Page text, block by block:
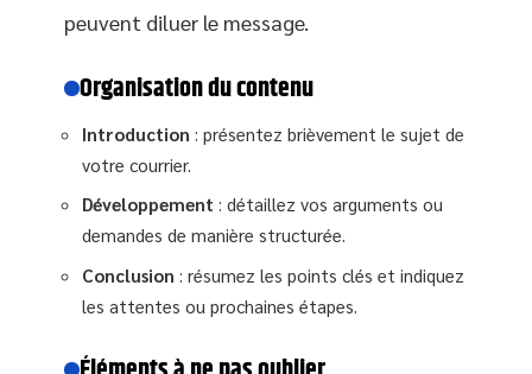
peuvent diluer le message.
Organisation du contenu
Introduction : présentez brièvement le sujet de
votre courrier.
Développement : détaillez vos arguments ou
demandes de manière structurée.
Conclusion : résumez les points clés et indiquez
les attentes ou prochaines étapes.